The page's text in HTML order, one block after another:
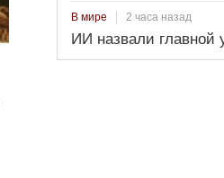
В мире 2 часа назад
ИИ назвали главной
политическому